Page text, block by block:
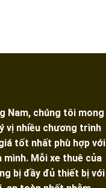
Nam, chúng tôi mong
vị nhiều chương trình
tốt nhất phù hợp với
mình. Mỗi xe thuê của
bị đầy đủ thiết bị với